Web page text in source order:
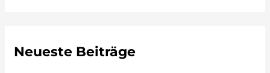
e
Neueste Beiträge